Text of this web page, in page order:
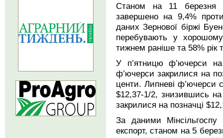
Станом на 11 березня
завершено на 9,4%
даних Зернової біржі
перебувають у
тижнем раніше та 58% рік
У п’ятницю ф’ючерси на
ф’ючерси закрилися на
центи. Липневі ф’ючерси
$12,37-1/2, знизившись
закрилися на позначці
За даними
експорт, станом на 5